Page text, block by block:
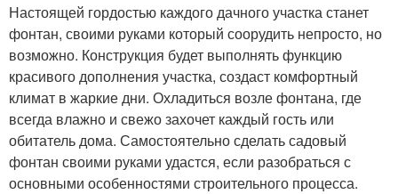
Настоящей гордостью каждого дачного участка станет
фонтан, своими руками который соорудить непросто, но
возможно. Конструкция будет выполнять функцию
красивого дополнения участка, создаст комфортный
климат в жаркие дни. Охладиться возле фонтана, где
всегда влажно и свежо захочет каждый гость или
обитатель дома. Самостоятельно сделать садовый
фонтан своими руками удастся, если разобраться с
основными особенностями строительного процесса.